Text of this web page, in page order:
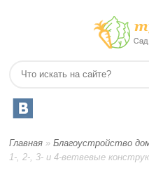
Главная »Благоустройство
1-, 2-, 3- и 4-ветвевые